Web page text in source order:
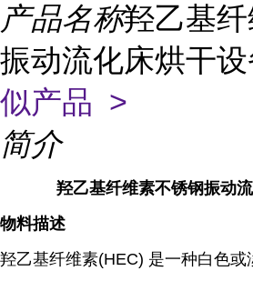
产品名称羟乙基
振动流化床烘干
似产品 >
简介
羟乙基纤维素不锈钢振动
物料描述
羟乙基纤维素(HEC) 是一种白色